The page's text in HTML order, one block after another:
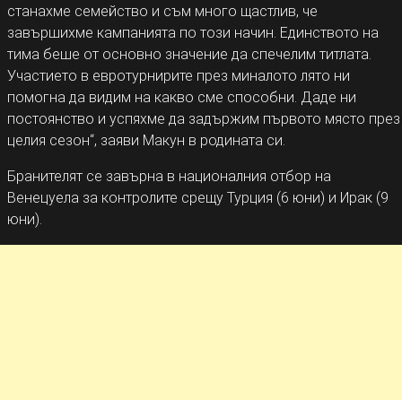
станахме семейство и съм много щастлив, че
завършихме кампанията по този начин. Единството на
тима беше от основно значение да спечелим титлата.
Участието в евротурнирите през миналото лято ни
помогна да видим на какво сме способни. Даде ни
постоянство и успяхме да задържим първото място през
целия сезон“, заяви Макун в родината си.
Бранителят се завърна в националния отбор на
Венецуела за контролите срещу Турция (6 юни) и Ирак (9
юни).